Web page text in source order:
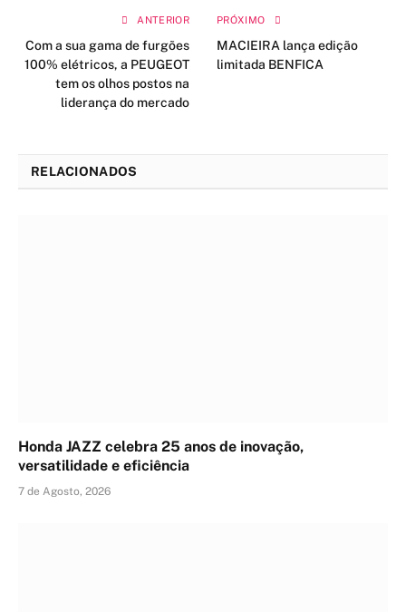
ANTERIOR
Com a sua gama de furgões
100% elétricos, a PEUGEOT
tem os olhos postos na
liderança do mercado
PRÓXIMO
MACIEIRA lança edição
limitada BENFICA
RELACIONADOS
Honda JAZZ celebra 25 anos de inovação,
versatilidade e eficiência
7 de Agosto, 2026